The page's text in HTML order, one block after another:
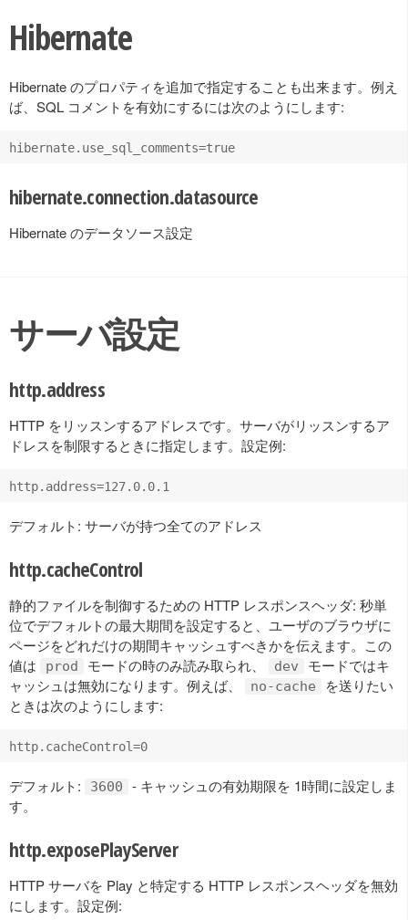
Hibernate
Hibernate のプロパティを追加で指定することも出来ます。例え
ば、SQL コメントを有効にするには次のようにします:
hibernate.connection.datasource
Hibernate のデータソース設定
サーバ設定
http.address
HTTP をリッスンするアドレスです。サーバがリッスンするア
ドレスを制限するときに指定します。設定例:
デフォルト: サーバが持つ全てのアドレス
http.cacheControl
静的ファイルを制御するための HTTP レスポンスヘッダ: 秒単
位でデフォルトの最大期間を設定すると、ユーザのブラウザに
ページをどれだけの期間キャッシュすべきかを伝えます。この
値は
prod モードの時のみ読み取られ、 dev
モードではキ
ャッシュは無効になります。例えば、
no-cache
を送りたい
ときは次のようにします:
デフォルト: 3600
- キャッシュの有効期限を 1時間に設定しま
す。
http.exposePlayServer
HTTP サーバを Play と特定する HTTP レスポンスヘッダを無効
にします。設定例: